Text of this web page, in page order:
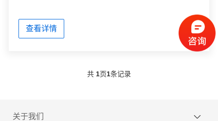
查看详情
共 1页1条记录
关于我们